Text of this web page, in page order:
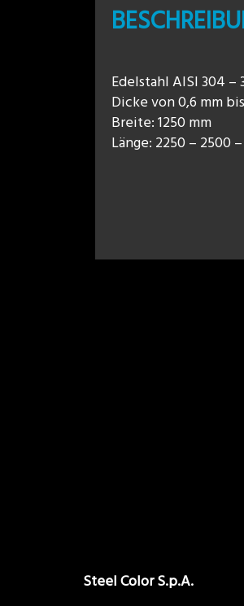
Edelstahl AISI 304 –
Dicke von 0,6 mm
Breite: 1250 mm
Länge: 2250 – 2500
Steel Color S.p.A.